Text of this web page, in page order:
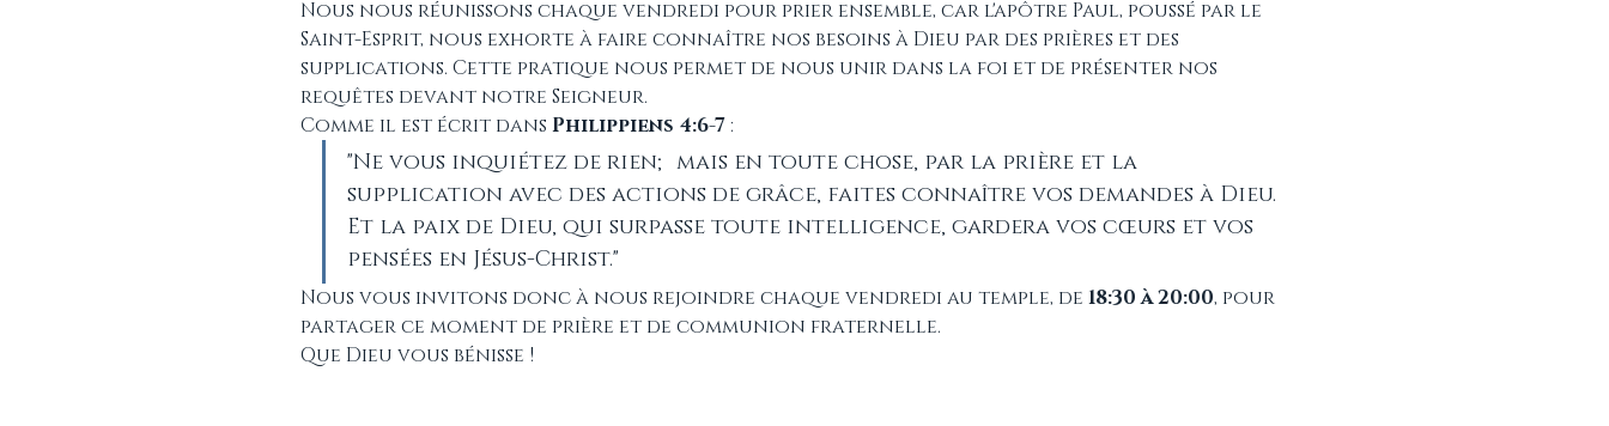
Nous nous réunissons chaque vendredi pour prier ensemble, car l'apôtre Paul, poussé par le
Saint-Esprit, nous exhorte à faire connaître nos besoins à Dieu par des prières et des
supplications. Cette pratique nous permet de nous unir dans la foi et de présenter nos
requêtes devant notre Seigneur.
Comme il est écrit dans Philippiens 4:6-7 :
"Ne vous inquiétez de rien; mais en toute chose, par la prière et la
supplication avec des actions de grâce, faites connaître vos demandes à Dieu.
Et la paix de Dieu, qui surpasse toute intelligence, gardera vos cœurs et vos
pensées en Jésus-Christ."
Nous vous invitons donc à nous rejoindre chaque vendredi au temple, de 18:30 à 20:00, pour
partager ce moment de prière et de communion fraternelle.
Que Dieu vous bénisse !